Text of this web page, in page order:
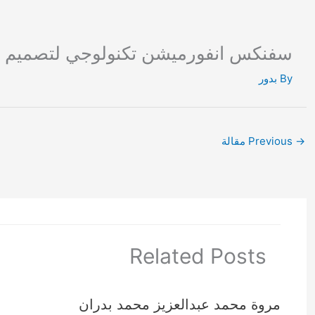
سفنكس انفورميشن تكنولوجي لتصميم
By بدور
→
Related Posts
مروة محمد عبدالعزيز محمد بدران